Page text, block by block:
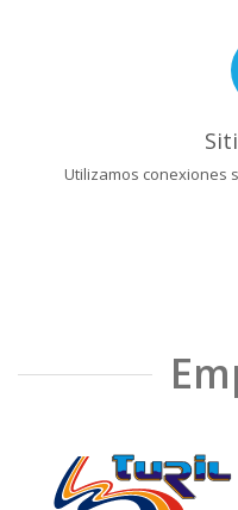
Utilizamos conexiones
❮